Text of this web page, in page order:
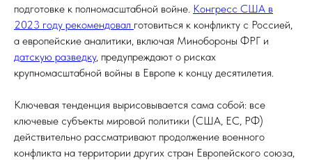
подготовке к полномасштабной войне. Конгресс США в
2023 году рекомендовал готовиться к конфликту с Россией,
а европейские аналитики, включая Минобороны ФРГ и
датскую разведку, предупреждают о рисках
крупномасштабной войны в Европе к концу десятилетия.
Ключевая тенденция вырисовывается сама собой: все
ключевые субъекты мировой политики (США, ЕС, РФ)
действительно рассматривают продолжение военного
конфликта на территории других стран Европейского союза,